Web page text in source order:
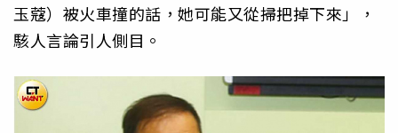
玉蔻）被火車撞的話，她可能又從掃把掉下來」，
駭人言論引人側目。